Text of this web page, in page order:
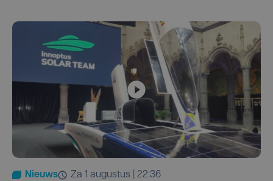
Nieuws
za 1 augustus | 22:36